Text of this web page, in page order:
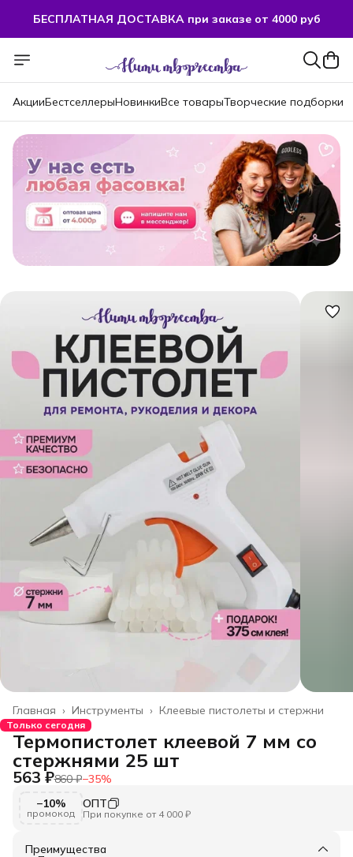
БЕСПЛАТНАЯ ДОСТАВКА при заказе от 4000 руб
БЕСПЛАТНАЯ ДОСТАВКА при заказе от 4000 руб
АкцииБестселлерыНовинкиВсе товарыТворческие подборки
Клеевые пистолеты и стержни
Инструменты ›
Главная ›
Только сегодня
Термопистолет клеевой 7 мм со
стержнями 25 шт
563 ₽860 ₽−35%
−10%
промокод
ОПТ
При покупке от 4 000 ₽
Преимущества